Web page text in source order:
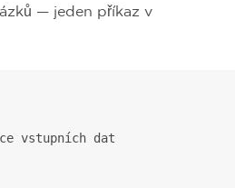
— jeden příkaz v
vstupních dat